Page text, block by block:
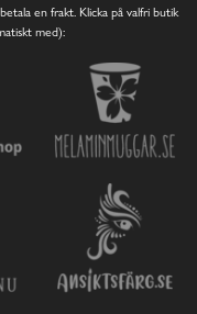
en frakt. Klicka på valfri butik
med):